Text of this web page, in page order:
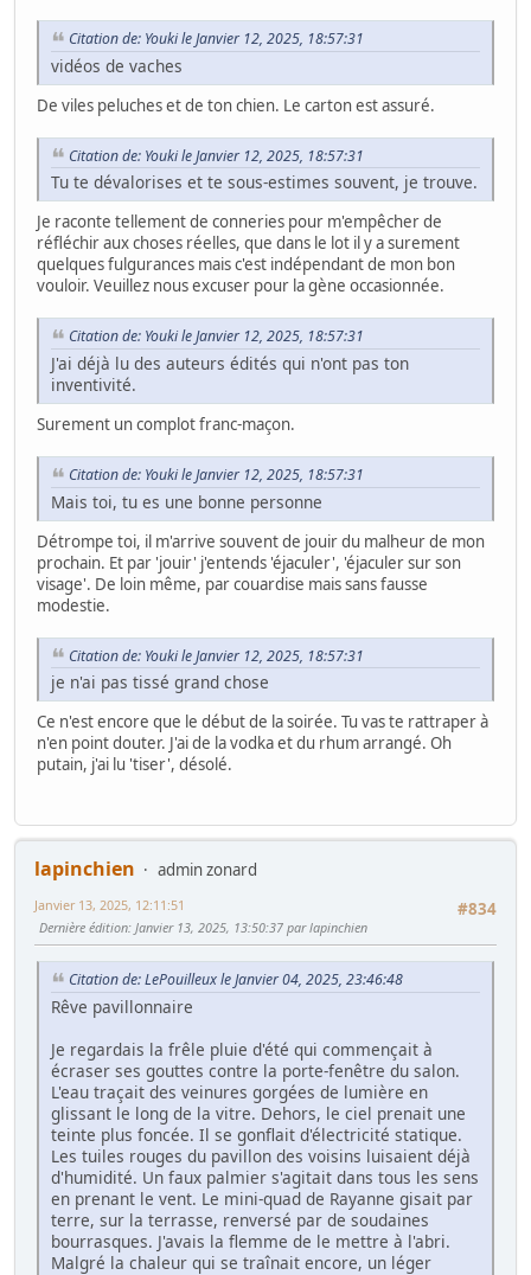
Citation de: Youki le Janvier 12, 2025, 18:57:31
vidéos de vaches
De viles peluches et de ton chien. Le carton est assuré.
Citation de: Youki le Janvier 12, 2025, 18:57:31
Tu te dévalorises et te sous-estimes souvent, je trouve.
Je raconte tellement de conneries pour m'empêcher de
réfléchir aux choses réelles, que dans le lot il y a surement
quelques fulgurances mais c'est indépendant de mon bon
vouloir. Veuillez nous excuser pour la gène occasionnée.
Citation de: Youki le Janvier 12, 2025, 18:57:31
J'ai déjà lu des auteurs édités qui n'ont pas ton
inventivité.
Surement un complot franc-maçon.
Citation de: Youki le Janvier 12, 2025, 18:57:31
Mais toi, tu es une bonne personne
Détrompe toi, il m'arrive souvent de jouir du malheur de mon
prochain. Et par 'jouir' j'entends 'éjaculer', 'éjaculer sur son
visage'. De loin même, par couardise mais sans fausse
modestie.
Citation de: Youki le Janvier 12, 2025, 18:57:31
je n'ai pas tissé grand chose
Ce n'est encore que le début de la soirée. Tu vas te rattraper à
n'en point douter. J'ai de la vodka et du rhum arrangé. Oh
putain, j'ai lu 'tiser', désolé.
lapinchien
admin zonard
#834
Janvier 13, 2025, 12:11:51
Dernière édition: Janvier 13, 2025, 13:50:37 par lapinchien
Citation de: LePouilleux le Janvier 04, 2025, 23:46:48
Rêve pavillonnaire
Je regardais la frêle pluie d'été qui commençait à
écraser ses gouttes contre la porte-fenêtre du salon.
L'eau traçait des veinures gorgées de lumière en
glissant le long de la vitre. Dehors, le ciel prenait une
teinte plus foncée. Il se gonflait d'électricité statique.
Les tuiles rouges du pavillon des voisins luisaient déjà
d'humidité. Un faux palmier s'agitait dans tous les sens
en prenant le vent. Le mini-quad de Rayanne gisait par
terre, sur la terrasse, renversé par de soudaines
bourrasques. J'avais la flemme de le mettre à l'abri.
Malgré la chaleur qui se traînait encore, un léger